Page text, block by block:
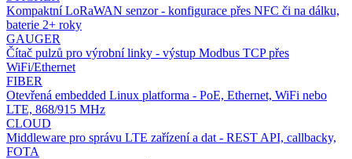
Kompaktní LoRaWAN senzor - konfigurace přes NFC či na dálku,
baterie 2+ roky
GAUGER
Čítač pulzů pro výrobní linky - výstup Modbus TCP přes
WiFi/Ethernet
FIBER
Otevřená embedded Linux platforma - PoE, Ethernet, WiFi nebo
LTE, 868/915 MHz
CLOUD
Middleware pro správu LTE zařízení a dat - REST API, callbacky,
FOTA